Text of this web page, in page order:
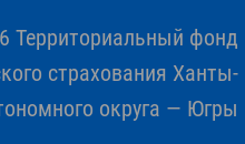
Территориальный фонд
страхования Ханты-
округа — Югры